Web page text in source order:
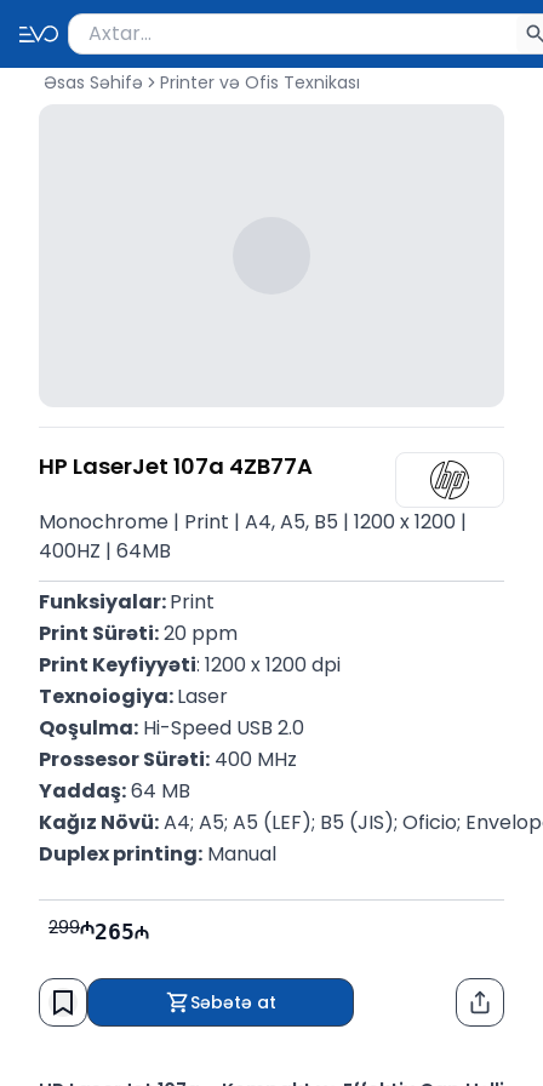
Məhsul axtar
Axtarış üçün ən azı 2 simvol yazın. Göndərmək
Əsas Səhifə Printer və Ofis Texnikası
HP LaserJet 107a 4ZB77A
Monochrome | Print | A4, A5, B5 | 1200 x 1200 |
400HZ | 64MB
Funksiyalar: Print
Print Sürəti: 20 ppm
Print Keyfiyyəti: 1200 x 1200 dpi
Texnoiogiya: Laser
Qoşulma: Hi-Speed USB 2.0
Prossesor Sürəti: 400 MHz
Yaddaş: 64 MB
Kağız Növü: A4; A5; A5 (LEF); B5 (JIS); Oficio;
Duplex printing: Manual
299 265
Səbətə at